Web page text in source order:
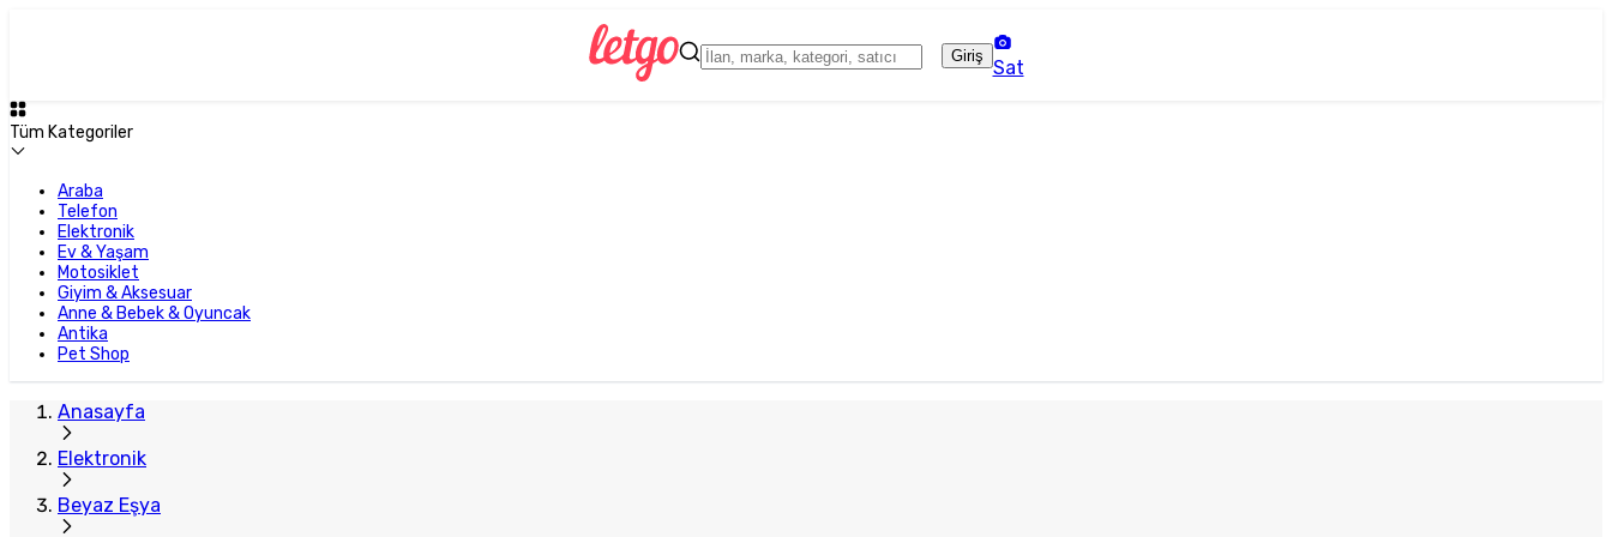
Giriş
Sat
Tüm Kategoriler
Araba
Telefon
Elektronik
Ev & Yaşam
Motosiklet
Giyim & Aksesuar
Anne & Bebek & Oyuncak
Antika
Pet Shop
Anasayfa
Elektronik
Beyaz Eşya